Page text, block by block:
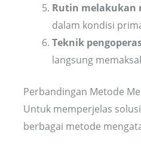
Rutin melakukan
dalam kondisi
Teknik
langsung
Perbandingan Metode
Untuk memperjelas
berbagai metode